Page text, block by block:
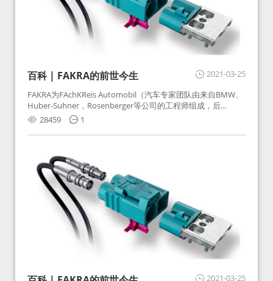
2021-03-25
百科 | FAKRA的前世今生
FAKRA为FAchKReis Automobil（汽车专家团队由来自BMW、
Huber-Suhner，Rosenberger等公司的工程师组成，后
Huber-Suhner相关连接器业务及技术在2010年并入
Rosenberger）缩写。起初为BMW需求用于车载收音机天线连
接，如今FAKRA已成为汽车行业通用标准的射频连接器，被业
28459 1
2021-03-25